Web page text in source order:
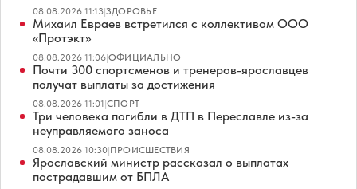
08.08.2026 11:13|ЗДОРОВЬЕ
Михаил Евраев встретился с коллективом ООО
«Протэкт»
08.08.2026 11:06|ОФИЦИАЛЬНО
Почти 300 спортсменов и тренеров-ярославцев
получат выплаты за достижения
08.08.2026 11:01|СПОРТ
Три человека погибли в ДТП в Переславле из-за
неуправляемого заноса
08.08.2026 10:30|ПРОИСШЕСТВИЯ
Ярославский министр рассказал о выплатах
пострадавшим от БПЛА